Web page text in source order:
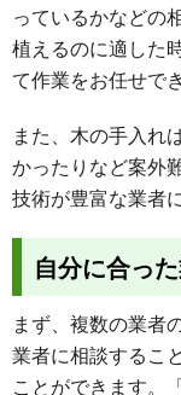
っているかなどの
植えるのに適した
て作業をお任せで
また、木の手入れ
かったりなど案外
技術が豊富な業者
自分に合っ
まず、複数の業者
業者に相談するこ
ことができます。